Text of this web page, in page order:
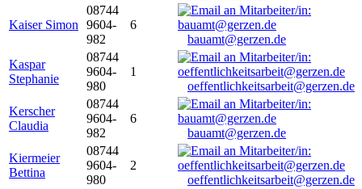
Kaiser Simon
08744
9604-
982
6
bauamt@gerzen.de
Kaspar
Stephanie
08744
9604-
980
1
oeffentlichkeitsarbeit@gerzen.de
Kerscher
Claudia
08744
9604-
982
6
bauamt@gerzen.de
Kiermeier
Bettina
08744
9604-
980
2
oeffentlichkeitsarbeit@gerzen.de